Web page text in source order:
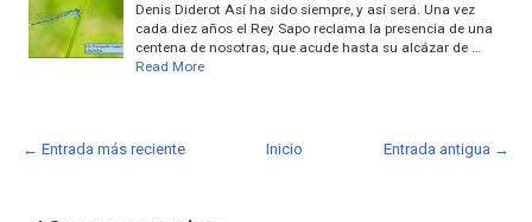
Denis Diderot Así ha sido siempre, y así será. Una vez
cada diez años el Rey Sapo reclama la presencia de una
centena de nosotras, que acude hasta su alcázar de …
Read More
← Entrada más reciente Entrada antigua →
Inicio